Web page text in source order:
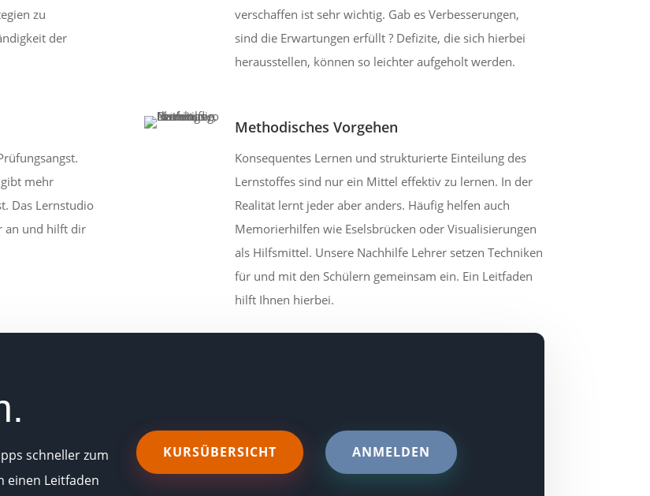
zu
der
verschaffen ist sehr wichtig. Gab es Verbesserungen,
sind die Erwartungen erfüllt ? Defizite, die sich hierbei
herausstellen, können so leichter aufgeholt werden.
mehr
Das Lernstudio
an und hilft dir
Methodisches Vorgehen
Konsequentes Lernen und strukturierte Einteilung des
Lernstoffes sind nur ein Mittel effektiv zu lernen. In der
Realität lernt jeder aber anders. Häufig helfen auch
Memorierhilfen wie Eselsbrücken oder Visualisierungen
als Hilfsmittel. Unsere Nachhilfe Lehrer setzen Techniken
für und mit den Schülern gemeinsam ein. Ein Leitfaden
hilft Ihnen hierbei.
schneller zum
einen Leitfaden
KURSÜBERSICHT ANMELDEN